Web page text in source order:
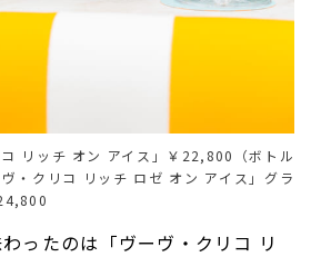
リッチ オン アイス」￥22,800（ボトル
・クリコ リッチ ロゼ オン アイス」グラ
ったのは「ヴーヴ・クリコ リ